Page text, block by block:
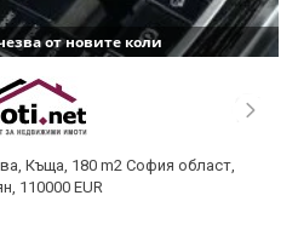
от новите коли
Къща, 180 m2 София област,
110000 EUR